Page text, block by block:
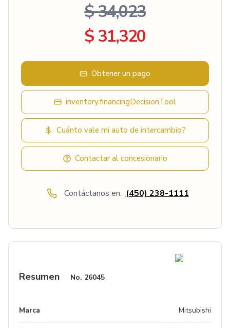
$ 34,023
$ 31,320
Obtener un pago
inventory.financingDecisionTool
Cuánto vale mi auto de intercambio?
Contactar al concesionario
Contáctanos en: (450) 238-1111
Resumen No. 26045
Marca Mitsubishi